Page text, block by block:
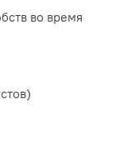
во время